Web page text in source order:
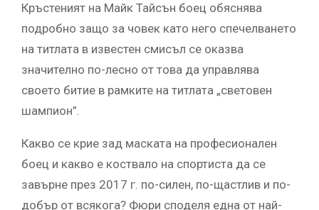
Кръстеният на Майк Тайсън боец обяснява
подробно защо за човек като него спечелването
на титлата в известен смисъл се оказва
значително по-лесно от това да управлява
своето битие в рамките на титлата „световен
шампион”.
Какво се крие зад маската на професионален
боец и какво е коствало на спортиста да се
завърне през 2017 г. по-силен, по-щастлив и по-
добър от всякога? Фюри споделя една от най-